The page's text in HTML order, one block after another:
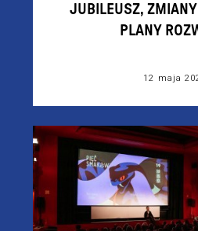
JUBILEUSZ, ZMIANY
PLANY
12 maja